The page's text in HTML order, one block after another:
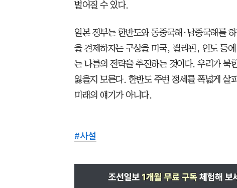
벌어질 수 있다.
일본 정부는 한반도와 동중국해·남중국해를
을 견제하자는 구상을 미국, 필리핀, 인도 등
는 나름의 전략을 추진하는 것이다. 우리가 북
잃을지 모른다. 한반도 주변 정세를 폭넓게 살
미래의 얘기가 아니다.
#사설